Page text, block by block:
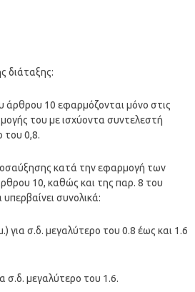
διάταξης:
άρθρου 10 εφαρμόζονται μόνο στις
του με ισχύοντα συντελεστή
του 0,8.
κατά την εφαρμογή των
10, καθώς και της παρ. 8 του
συνολικά:
για σ.δ. μεγαλύτερο του 0.8 έως και 1.6
σ.δ. μεγαλύτερο του 1.6.